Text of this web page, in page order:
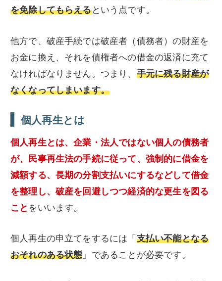
を免除してもらえるという点です。
他方で、破産手続では破産者（債務者）の財産を
お金に換え、それを債権者への借金の返済に充て
なければなりません。つまり、 手元に残る財産が
なくなってしまいます。
個人再生とは
個人再生とは、企業・法人ではない個人の債務者
が、民事再生法の手続に従って、強制的に借金を
減額する、長期の分割支払いにするなどして借金
を整理し、破産を回避しつつ経済的な更生を図る
ことをいいます。
個人再生の申立てをするには「支払い不能となる
おそれのある状態 」であることが必要です。